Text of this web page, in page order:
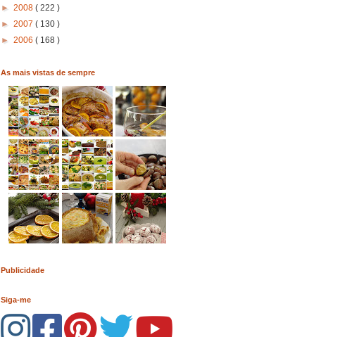
► 2008 ( 222 )
► 2007 ( 130 )
► 2006 ( 168 )
As mais vistas de sempre
Publicidade
Siga-me